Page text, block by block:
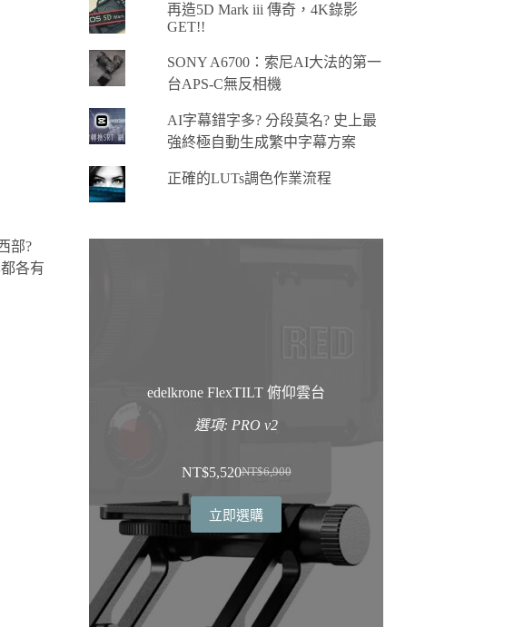
部?
各有
再造5D Mark iii 傳奇，4K錄影
GET!!
SONY A6700：索尼AI大法的第一
台APS-C無反相機
AI字幕錯字多? 分段莫名? 史上最
強終極自動生成繁中字幕方案
正確的LUTs調色作業流程
edelkrone FlexTILT 俯仰雲台
選項: PRO v2
NT$6,900
原
始
價
格：
NT$6,900。
NT$5,520目
前
價
格：
NT$5,520。
立即選購